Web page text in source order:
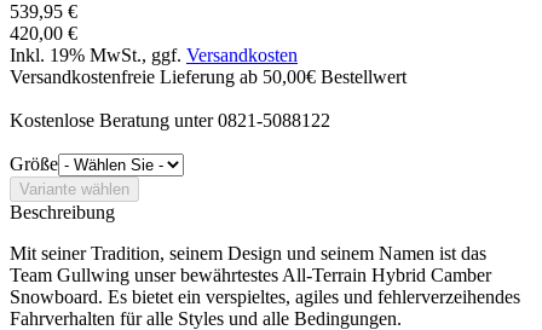
539,95 €
420,00 €
Inkl. 19% MwSt., ggf. Versandkosten
Versandkostenfreie Lieferung ab 50,00€ Bestellwert
Kostenlose Beratung unter 0821-5088122
Größe
Beschreibung
Mit seiner Tradition, seinem Design und seinem Namen ist das
Team Gullwing unser bewährtestes All-Terrain Hybrid Camber
Snowboard. Es bietet ein verspieltes, agiles und fehlerverzeihendes
Fahrverhalten für alle Styles und alle Bedingungen.